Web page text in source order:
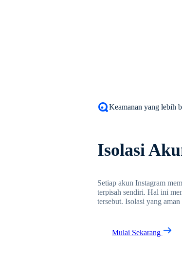
Keamanan yang lebih
Isolasi
Setiap akun Instagram
terpisah sendiri. Hal ini
tersebut. Isolasi yang
Mulai Sekarang